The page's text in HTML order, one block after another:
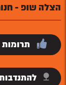
הצלה שופ -
תרומות